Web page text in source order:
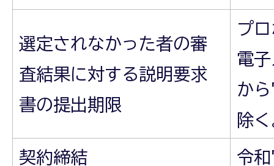
選定されなかった者の審
査結果に対する説明要求
書の提出期限
プ
電
か
除
契約締結 令